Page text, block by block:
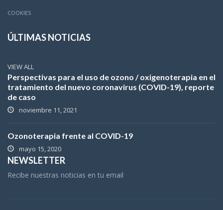
COOKIES
ÚLTIMAS NOTICIAS
VIEW ALL
Perspectivas para el uso de ozono / oxigenoterapia en el
tratamiento del nuevo coronavirus (COVID-19), reporte
de caso
noviembre 11, 2021
Ozonoterapia frente al COVID-19
mayo 15, 2020
NEWSLETTER
Recibe nuestras noticias en tu email